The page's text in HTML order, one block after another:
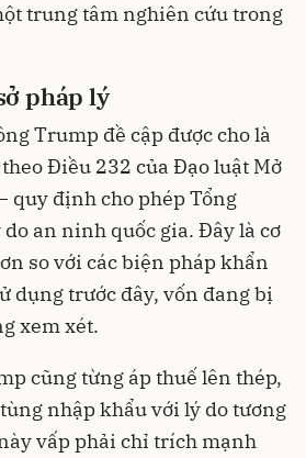
trung tâm nghiên cứu trong
pháp lý
Trump đề cập được cho là
Điều 232 của Đạo luật Mở
quy định cho phép Tổng
an ninh quốc gia. Đây là cơ
so với các biện pháp khẩn
dụng trước đây, vốn đang bị
xem xét.
cũng từng áp thuế lên thép,
nhập khẩu với lý do tương
vấp phải chỉ trích mạnh